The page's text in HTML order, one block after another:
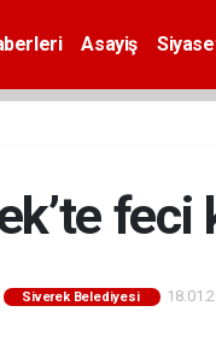
Asayiş
feci
Siverek Belediyesi